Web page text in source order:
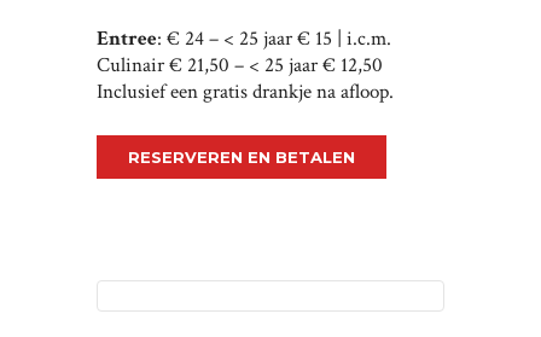
Entree: € 24 – < 25 jaar € 15 | i.c.m.
Culinair € 21,50 – < 25 jaar € 12,50
Inclusief een gratis drankje na afloop.
RESERVEREN EN BETALEN